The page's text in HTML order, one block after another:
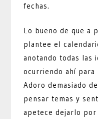
fechas.
Lo bueno de que a
plantee el
anotando todas las
ocurriendo ahí para
Adoro demasiado
pensar temas y
apetece dejarlo por